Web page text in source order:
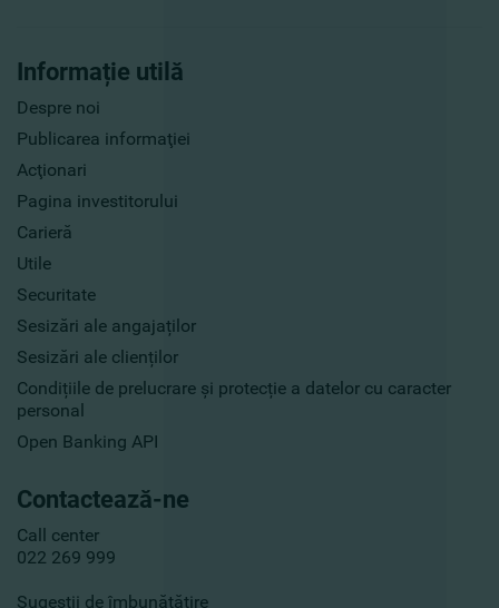
Informație utilă
Despre noi
Publicarea informaţiei
Acţionari
Pagina investitorului
Carieră
Utile
Securitate
Sesizări ale angajaților
Sesizări ale clienților
Condițiile de prelucrare și protecție a datelor cu caracter
personal
Open Banking API
Contactează-ne
Call center
022 269 999
Sugestii de îmbunătățire